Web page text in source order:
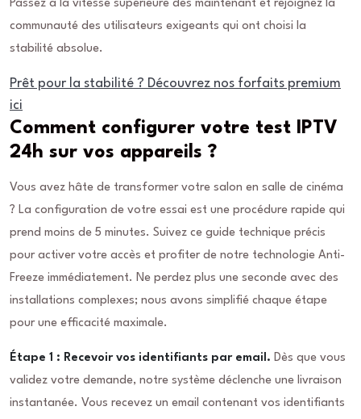
Passez à la vitesse supérieure dès maintenant et rejoignez la
communauté des utilisateurs exigeants qui ont choisi la
stabilité absolue.
Prêt pour la stabilité ? Découvrez nos forfaits premium
ici
Comment configurer votre test IPTV
24h sur vos appareils ?
Vous avez hâte de transformer votre salon en salle de cinéma
? La configuration de votre essai est une procédure rapide qui
prend moins de 5 minutes. Suivez ce guide technique précis
pour activer votre accès et profiter de notre technologie Anti-
Freeze immédiatement. Ne perdez plus une seconde avec des
installations complexes; nous avons simplifié chaque étape
pour une efficacité maximale.
Étape 1 : Recevoir vos identifiants par email. Dès que vous
validez votre demande, notre système déclenche une livraison
instantanée. Vous recevez un email contenant vos identifiants